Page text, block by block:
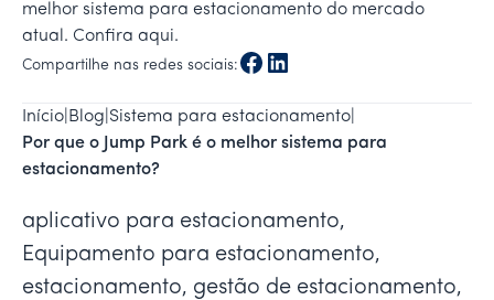
melhor sistema para estacionamento do mercado
atual. Confira aqui.
Compartilhe nas redes sociais:
Início Blog Sistema para estacionamento
Por que o Jump Park é o melhor sistema para
estacionamento?
aplicativo para estacionamento,
Equipamento para estacionamento,
estacionamento, gestão de estacionamento,